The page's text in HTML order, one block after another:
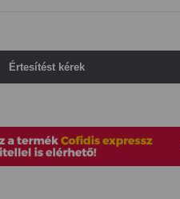
Értesítést kérek